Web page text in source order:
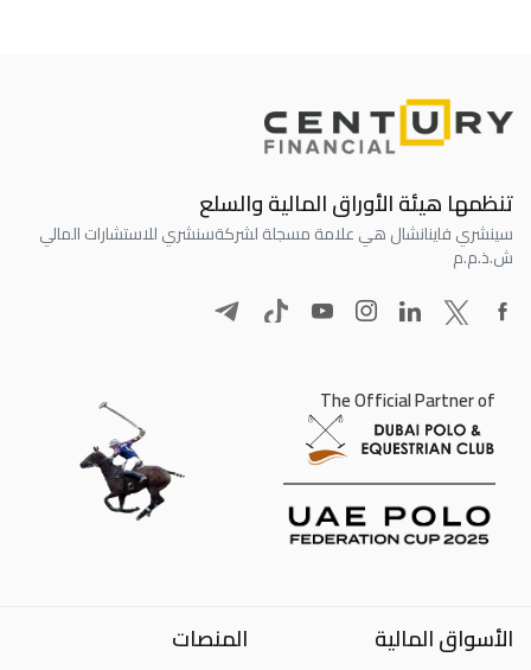
تنظمها هيئة الأوراق المالية والسلع
سينشري فاينانشال هي علامة مسجلة لشركةسنشري للاستشارات المالي
ش.ذ.م.م
The Official Partner of
الأسواق المالية المنصات